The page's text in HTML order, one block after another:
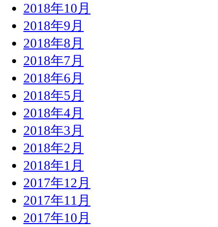
2018年10月
2018年9月
2018年8月
2018年7月
2018年6月
2018年5月
2018年4月
2018年3月
2018年2月
2018年1月
2017年12月
2017年11月
2017年10月